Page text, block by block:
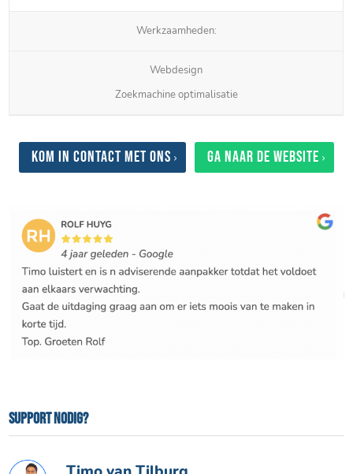
Werkzaamheden:
Webdesign
Zoekmachine optimalisatie
Kom in contact met ons Ga naar de website
Support nodig?